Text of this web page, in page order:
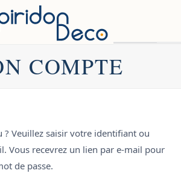
COMPTE
? Veuillez saisir votre identifiant ou
Vous recevrez un lien par e-mail pour
de passe.